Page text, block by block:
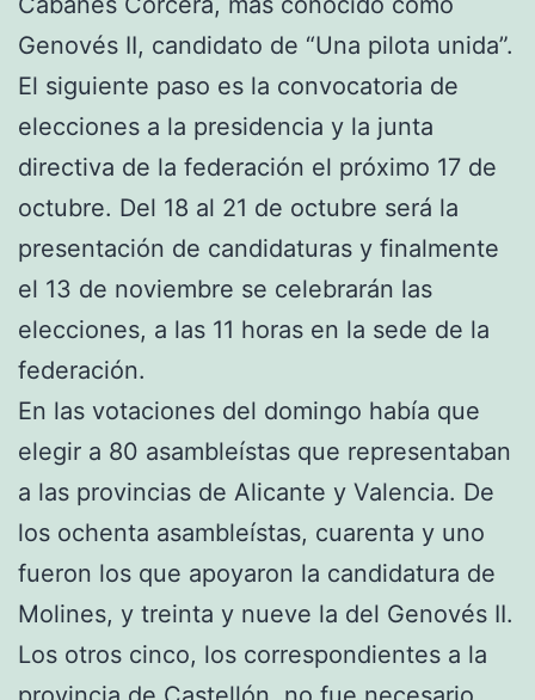
Genovés II, candidato de “Una pilota unida”.
El siguiente paso es la convocatoria de
elecciones a la presidencia y la junta
directiva de la federación el próximo 17 de
octubre. Del 18 al 21 de octubre será la
presentación de candidaturas y finalmente
el 13 de noviembre se celebrarán las
elecciones, a las 11 horas en la sede de la
federación.
En las votaciones del domingo había que
elegir a 80 asambleístas que representaban
a las provincias de Alicante y Valencia. De
los ochenta asambleístas, cuarenta y uno
fueron los que apoyaron la candidatura de
Molines, y treinta y nueve la del Genovés II.
Los otros cinco, los correspondientes a la